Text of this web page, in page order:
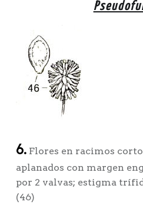
6.Flores en racimos
aplanados con margen
por 2 valvas; estigma
(46)